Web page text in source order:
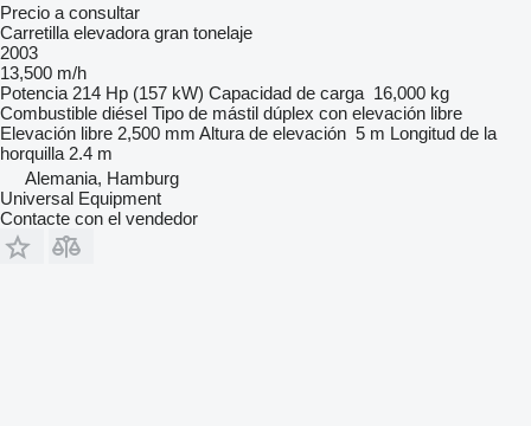
Precio a consultar
Carretilla elevadora gran tonelaje
2003
13,500 m/h
Potencia 214 Hp (157 kW) Capacidad de carga 16,000 kg
Combustible diésel Tipo de mástil dúplex con elevación libre
Elevación libre 2,500 mm Altura de elevación 5 m Longitud de la
horquilla 2.4 m
Alemania, Hamburg
Universal Equipment
Contacte con el vendedor